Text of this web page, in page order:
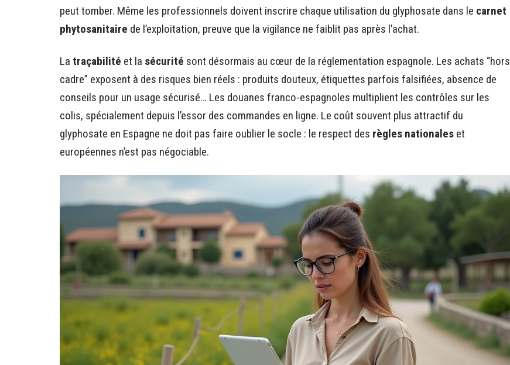
peut tomber. Même les professionnels doivent inscrire chaque utilisation du glyphosate dans le carnet
phytosanitaire de l’exploitation, preuve que la vigilance ne faiblit pas après l’achat.
La traçabilité et la sécurité sont désormais au cœur de la réglementation espagnole. Les achats “hors
cadre” exposent à des risques bien réels : produits douteux, étiquettes parfois falsifiées, absence de
conseils pour un usage sécurisé… Les douanes franco-espagnoles multiplient les contrôles sur les
colis, spécialement depuis l’essor des commandes en ligne. Le coût souvent plus attractif du
glyphosate en Espagne ne doit pas faire oublier le socle : le respect des règles nationales et
européennes n’est pas négociable.